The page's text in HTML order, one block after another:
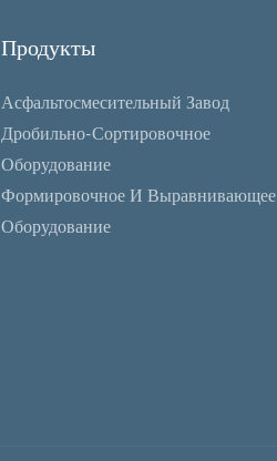
Продукты
Асфальтосмесительный Завод
Дробильно-Сортировочное
Оборудование
Формировочное И Выравнивающее
Оборудование